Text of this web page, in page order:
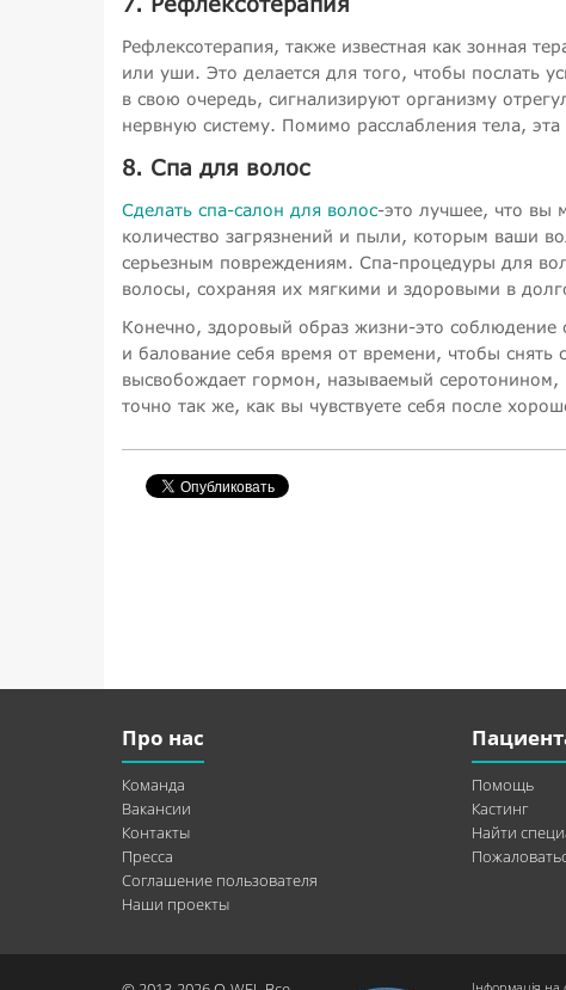
Рефлексотерапия, также известная как зонная
или уши. Это делается для того, чтобы послать
в свою очередь, сигнализируют организму
нервную систему. Помимо расслабления тела,
8. Спа для волос
Сделать спа-салон для волос-это лучшее, что вы
количество загрязнений и пыли, которым ваши
серьезным повреждениям. Спа-процедуры для
волосы, сохраняя их мягкими и здоровыми в
Конечно, здоровый образ жизни-это соблюдение
и балование себя время от времени, чтобы снять
высвобождает гормон, называемый
точно так же, как вы чувствуете себя после
Про нас
Команда
Вакансии
Контакты
Пресса
Соглашение пользователя
Наши проекты
Помощь
Кастинг
Найти